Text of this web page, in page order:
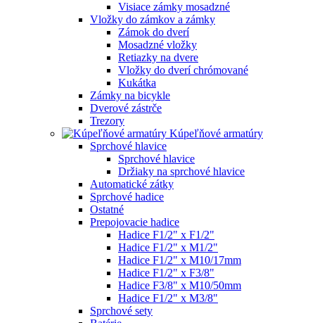
Visiace zámky mosadzné
Vložky do zámkov a zámky
Zámok do dverí
Mosadzné vložky
Retiazky na dvere
Vložky do dverí chrómované
Kukátka
Zámky na bicykle
Dverové zástrče
Trezory
Kúpeľňové armatúry
Sprchové hlavice
Sprchové hlavice
Držiaky na sprchové hlavice
Automatické zátky
Sprchové hadice
Ostatné
Prepojovacie hadice
Hadice F1/2" x F1/2"
Hadice F1/2" x M1/2"
Hadice F1/2" x M10/17mm
Hadice F1/2" x F3/8"
Hadice F3/8" x M10/50mm
Hadice F1/2" x M3/8"
Sprchové sety